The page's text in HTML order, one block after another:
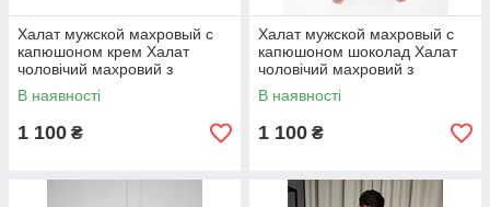
Халат мужской махровый с
капюшоном крем Халат
чоловічий махровий з
капюшоном. 56-58
В наявності
1 100 ₴
Халат мужской махровый с
капюшоном шоколад Халат
чоловічий махровий з
капюшоном. 56-58
В наявності
1 100 ₴